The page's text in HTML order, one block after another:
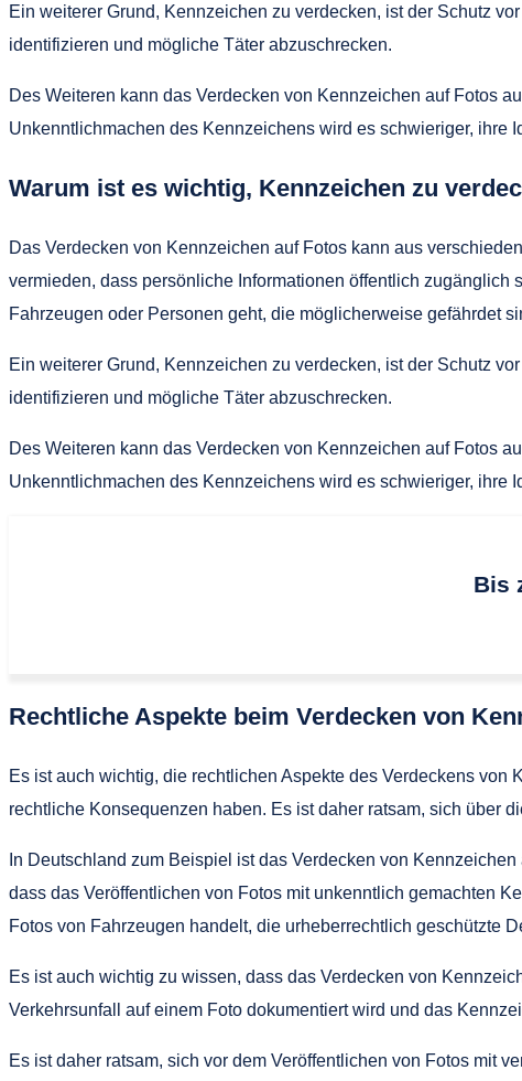
Ein weiterer Grund, Kennzeichen zu verdecken, ist der Schutz
identifizieren und mögliche Täter abzuschrecken.
Des Weiteren kann das Verdecken von Kennzeichen auf Fotos
Unkenntlichmachen des Kennzeichens wird es schwieriger, ihre
Warum ist es wichtig, Kennzeichen zu
Das Verdecken von Kennzeichen auf Fotos kann aus
vermieden, dass persönliche Informationen öffentlich
Fahrzeugen oder Personen geht, die möglicherweise gefährdet
Ein weiterer Grund, Kennzeichen zu verdecken, ist der Schutz
identifizieren und mögliche Täter abzuschrecken.
Des Weiteren kann das Verdecken von Kennzeichen auf Fotos
Unkenntlichmachen des Kennzeichens wird es schwieriger, ihre
Bis
Rechtliche Aspekte beim Verdecken von
Es ist auch wichtig, die rechtlichen Aspekte des Verdeckens
rechtliche Konsequenzen haben. Es ist daher ratsam, sich über
In Deutschland zum Beispiel ist das Verdecken von
dass das Veröffentlichen von Fotos mit unkenntlich gemachten
Fotos von Fahrzeugen handelt, die urheberrechtlich geschützte
Es ist auch wichtig zu wissen, dass das Verdecken von
Verkehrsunfall auf einem Foto dokumentiert wird und das
Es ist daher ratsam, sich vor dem Veröffentlichen von Fotos mit